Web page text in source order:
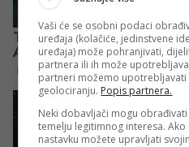
Vaši će se osobni podaci
uređaja (kolačiće, jedinstvene
uređaja) može pohranjivati,
partnera ili ih može
partneri možemo
geolociranju. Popis partnera.
Neki dobavljači mogu
temelju legitimnog interesa. Ako
nastavku možete upravljati